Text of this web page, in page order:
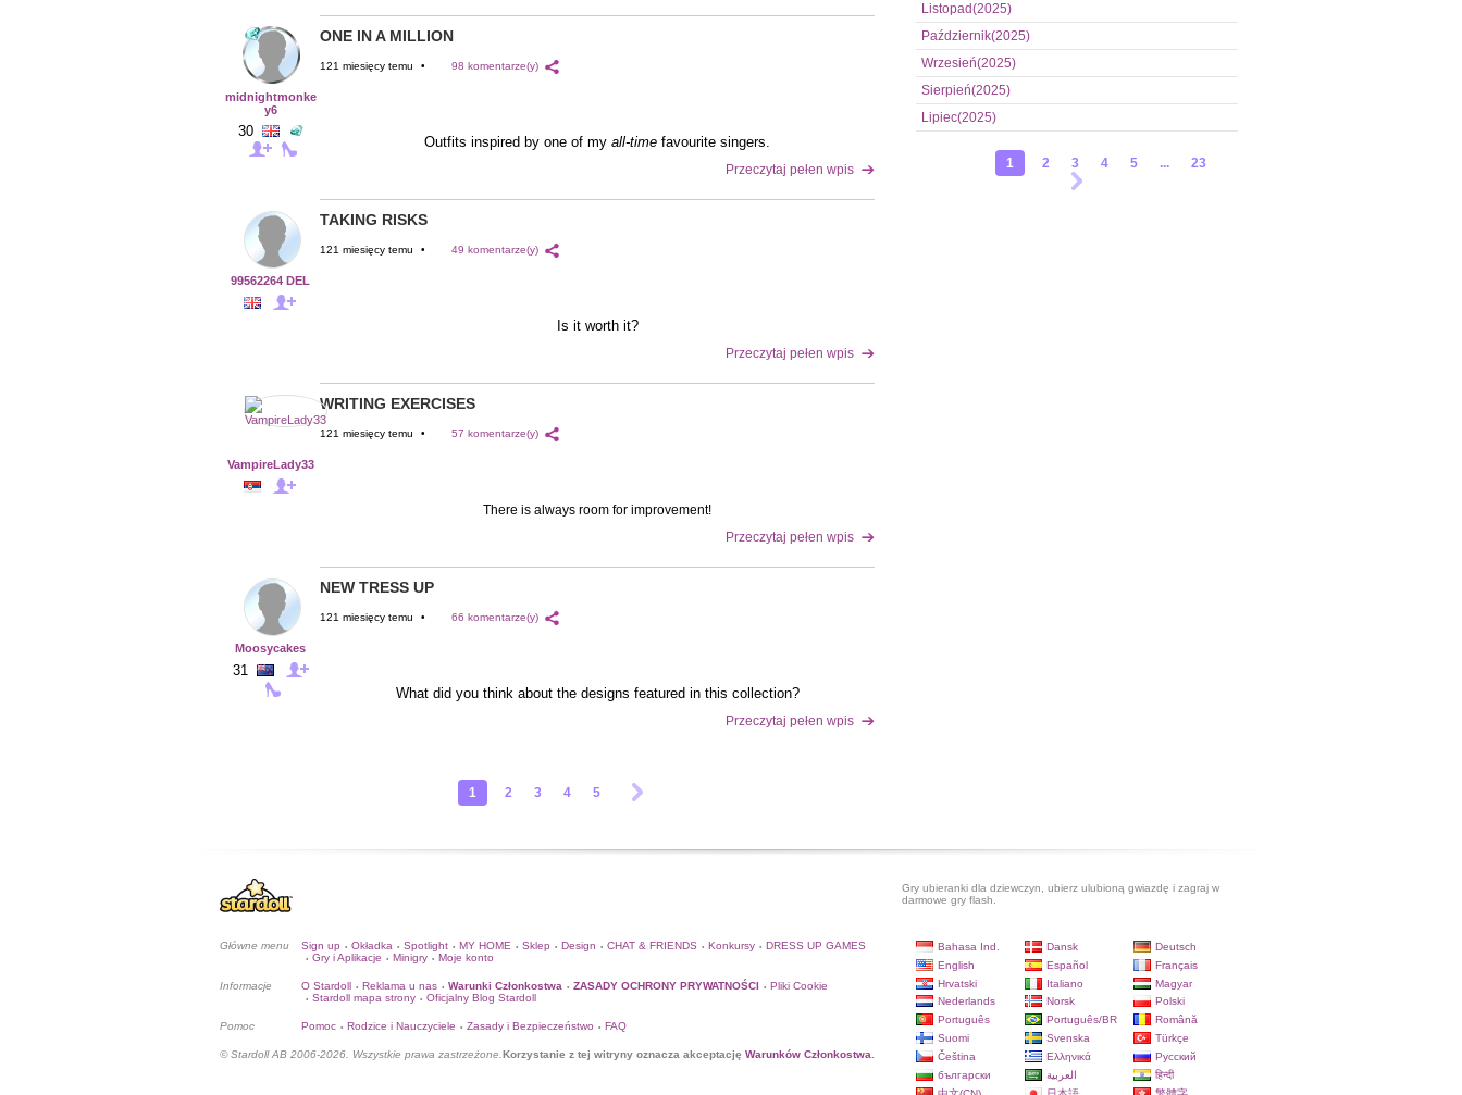
midnightmonke
y6
30
ONE IN A MILLION
121 miesięcy temu • 98 komentarze(y)
Outfits inspired by one of my all-time favourite singers.
Przeczytaj pełen wpis
99562264 DEL
TAKING RISKS
121 miesięcy temu • 49 komentarze(y)
Is it worth it?
Przeczytaj pełen wpis
VampireLady33
WRITING EXERCISES
121 miesięcy temu • 57 komentarze(y)
There is always room for improvement!
Przeczytaj pełen wpis
Moosycakes
31
NEW TRESS UP
121 miesięcy temu • 66 komentarze(y)
What did you think about the designs featured in this collection?
Przeczytaj pełen wpis
1 2 3 4 5
Listopad(2025)
Październik(2025)
Wrzesień(2025)
Sierpień(2025)
Lipiec(2025)
1 2 3 4 5 ... 23
Gry ubieranki dla dziewczyn, ubierz ulubioną gwiazdę i zagraj w
darmowe gry flash.
Główne menu Sign up • Okładka • Spotlight • MY HOME • Sklep • Design • CHAT & FRIENDS • Konkursy • DRESS UP GAMES
• Gry i Aplikacje • Minigry • Moje konto
Informacje O Stardoll • Reklama u nas • Warunki Członkostwa • ZASADY OCHRONY PRYWATNOŚCI • Pliki Cookie
• Stardoll mapa strony • Oficjalny Blog Stardoll
Pomoc Pomoc • Rodzice i Nauczyciele • Zasady i Bezpieczeństwo • FAQ
© Stardoll AB 2006-2026. Wszystkie prawa zastrzeżone. Korzystanie z tej witryny oznacza akceptację Warunków Członkostwa
Bahasa Ind. Dansk
Deutsch
English
Español
Français
Hrvatski
Italiano
Magyar
Nederlands
Norsk
Polski
Português
Português/BR
Română
Suomi
Svenska
Türkçe
Čeština
Ελληνικά
Русский
български
العربية
हिन्दी